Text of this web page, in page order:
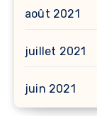
août 2021
juillet 2021
juin 2021